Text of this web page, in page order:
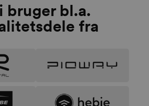
bruger bl.a.
fra